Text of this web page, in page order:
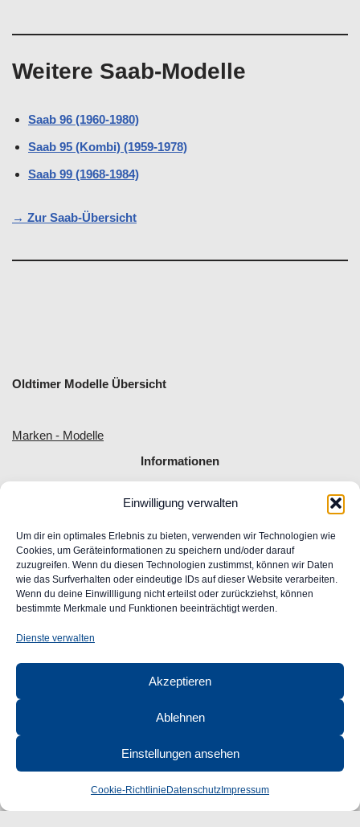
Einwilligung verwalten
Um dir ein optimales Erlebnis zu bieten, verwenden wir Technologien wie
Cookies, um Geräteinformationen zu speichern und/oder darauf
zuzugreifen. Wenn du diesen Technologien zustimmst, können wir Daten
wie das Surfverhalten oder eindeutige IDs auf dieser Website verarbeiten.
Wenn du deine Einwillligung nicht erteilst oder zurückziehst, können
bestimmte Merkmale und Funktionen beeinträchtigt werden.
Dienste verwalten
Akzeptieren
Ablehnen
Einstellungen ansehen
Cookie-Richtlinie Datenschutz Impressum
Weitere Saab-Modelle
Saab 96 (1960-1980)
Saab 95 (Kombi) (1959-1978)
Saab 99 (1968-1984)
→ Zur Saab-Übersicht
Oldtimer Modelle Übersicht
Marken - Modelle
Informationen
Allgemeine Geschäftsbedingungen
Impressum
Widerrufsrecht
Datenschutz
FAQ
Unser Engagement für Barrierefreiheit im Web
Ansprechpartner
CLASSIC AUTOGLAS
Robert-Bunsen-Str. 1
Öffnungszeiten:
Mo–Do 09:00–16:00 Uhr